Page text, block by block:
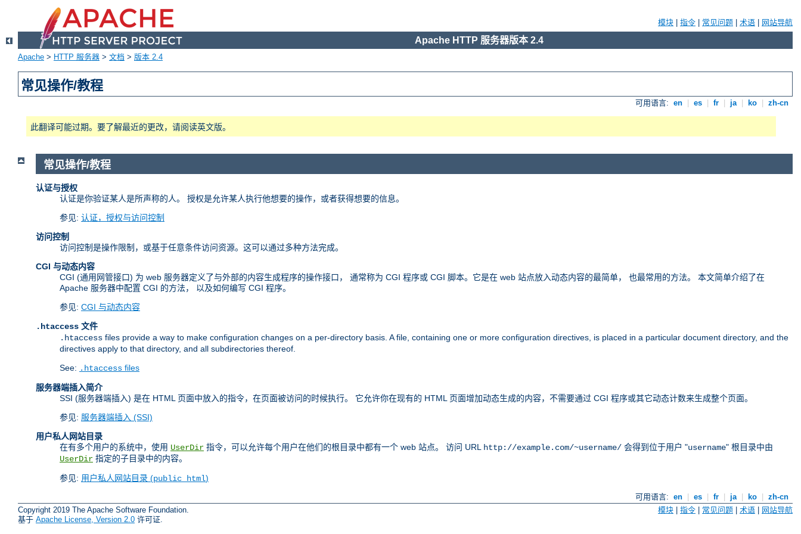
模块 指令 常见问题 术语 网站导航
Apache HTTP 服务器版本 2.4
Apache > HTTP 服务器 > 文档 > 版本 2.4
常见操作/教程
可用语言: en es fr ja ko zh-cn
此翻译可能过期。要了解最近的更改，请阅读英文版。
常见操作/教程
认证与授权
认证是你验证某人是所声称的人。 授权是允许某人执行他想要的操作，或者获得想要的信息。
参见: 认证，授权与访问控制
访问控制
访问控制是操作限制，或基于任意条件访问资源。这可以通过多种方法完成。
CGI 与动态内容
CGI (通用网管接口) 为 web 服务器定义了与外部的内容生成程序的操作接口， 通常称为 CGI 程序或 CGI 脚本。它是在 web 站点放入动态内容的最简单， 也最常用的方法。 本文简单介绍了在
Apache 服务器中配置 CGI 的方法， 以及如何编写 CGI 程序。
参见: CGI 与动态内容
.htaccess 文件
.htaccess files provide a way to make configuration changes on a per-directory basis. A file, containing one or more configuration directives, is placed in a particular document directory, and the
directives apply to that directory, and all subdirectories thereof.
See: .htaccess files
服务器端插入简介
SSI (服务器端插入) 是在 HTML 页面中放入的指令，在页面被访问的时候执行。 它允许你在现有的 HTML 页面增加动态生成的内容，不需要通过 CGI 程序或其它动态计数来生成整个页面。
参见: 服务器端插入 (SSI)
用户私人网站目录
在有多个用户的系统中，使用 UserDir 指令，可以允许每个用户在他们的根目录中都有一个 web 站点。 访问 URL http://example.com/~username/ 会得到位于用户 "username" 根目录中由
UserDir 指定的子目录中的内容。
参见: 用户私人网站目录 (public_html)
可用语言: en | es | fr | ja | ko | zh-cn
Copyright 2019 The Apache Software Foundation.
基于 Apache License, Version 2.0 许可证.
模块 指令 常见问题 术语 网站导航